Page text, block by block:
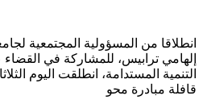
انطلاقا من المسؤولية المجتمعية
إلهامي ترابيس، للمشاركة في القضاء
قافلة مبادرة محو